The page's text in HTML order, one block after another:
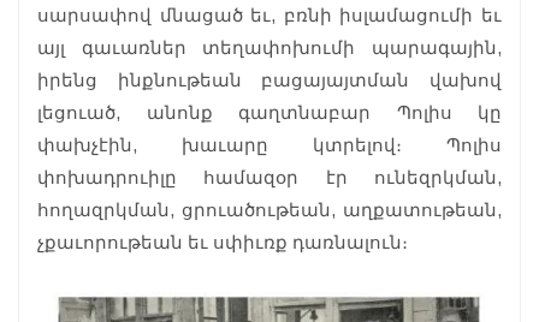
սարսափով մնացած եւ, բռնի իսլամացումի եւ
այլ գաւառներ տեղափոխումի պարագային,
իրենց ինքնութեան բացայայտման վախով
լեցուած, անոնք գաղտնաբար Պոլիս կը
փախչէին, խաւարը կտրելով։ Պոլիս
փոխադրուիլը համազօր էր ունեզրկման,
հողազրկման, ցրուածութեան, աղքատութեան,
չքաւորութեան եւ սփիւռք դառնալուն։